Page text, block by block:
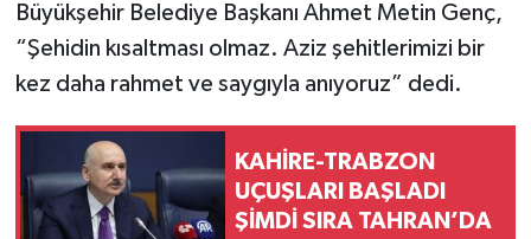
Büyükşehir Belediye Başkanı Ahmet Metin Genç,
“Şehidin kısaltması olmaz. Aziz şehitlerimizi bir
kez daha rahmet ve saygıyla anıyoruz” dedi.
KAHİRE-TRABZON
UÇUŞLARI BAŞLADI
ŞİMDİ SIRA TAHRAN’DA